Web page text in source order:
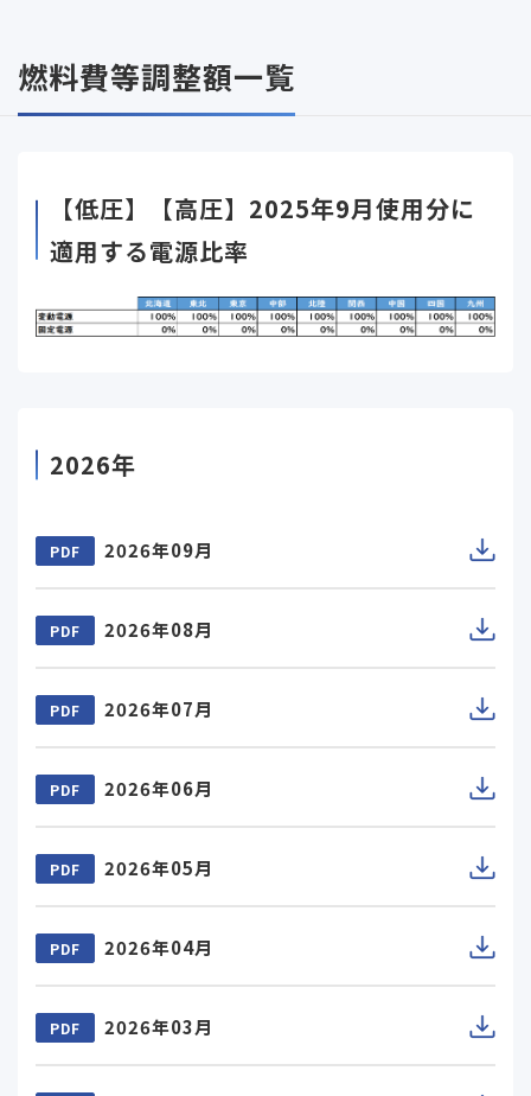
燃料費等調整額一覧
【低圧】【高圧】2025年9月使用分に
適用する電源比率
2026年
PDF 2026年09月
PDF 2026年08月
PDF 2026年07月
PDF 2026年06月
PDF 2026年05月
PDF 2026年04月
PDF 2026年03月